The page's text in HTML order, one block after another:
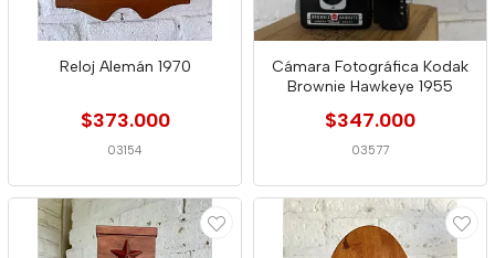
Reloj Alemán 1970
$373.000
03154
Cámara Fotográfica Kodak
Brownie Hawkeye 1955
$347.000
03577